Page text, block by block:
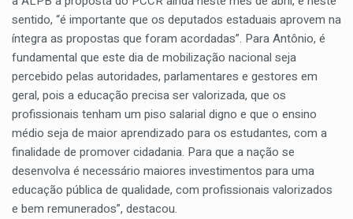
sentido, “é importante que os deputados estaduais aprovem na
íntegra as propostas que foram acordadas”. Para Antônio, é
fundamental que este dia de mobilização nacional seja
percebido pelas autoridades, parlamentares e gestores em
geral, pois a educação precisa ser valorizada, que os
profissionais tenham um piso salarial digno e que o ensino
médio seja de maior aprendizado para os estudantes, com a
finalidade de promover cidadania. Para que a nação se
desenvolva é necessário maiores investimentos para uma
educação pública de qualidade, com profissionais valorizados
e bem remunerados”, destacou.